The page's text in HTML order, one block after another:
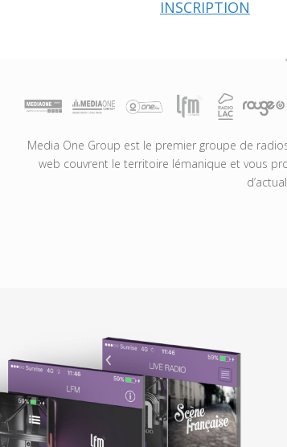
INSCRIPTION
Media One Group est le premier groupe de
web couvrent le territoire lémanique et vous